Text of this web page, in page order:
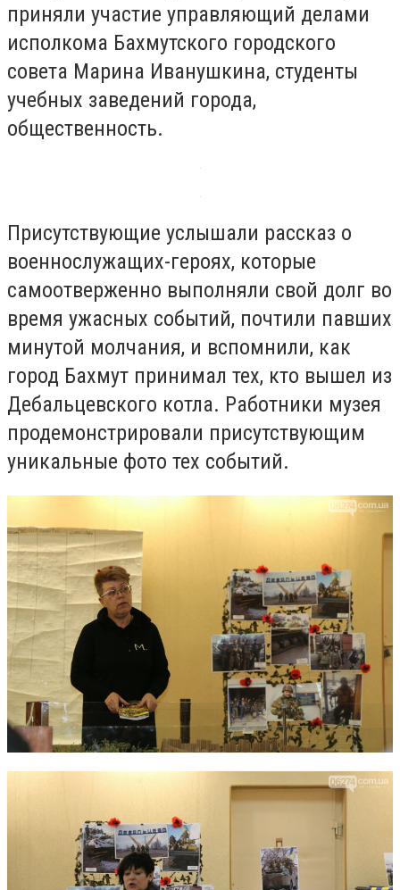
приняли участие управляющий делами
исполкома Бахмутского городского
совета Марина Иванушкина, студенты
учебных заведений города,
общественность.
Присутствующие услышали рассказ о
военнослужащих-героях, которые
самоотверженно выполняли свой долг во
время ужасных событий, почтили павших
минутой молчания, и вспомнили, как
город Бахмут принимал тех, кто вышел из
Дебальцевского котла. Работники музея
продемонстрировали присутствующим
уникальные фото тех событий.